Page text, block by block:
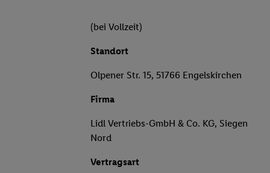
(bei Vollzeit)
Standort
Olpener Str. 15, 51766 Engelskirchen
Firma
Lidl Vertriebs-GmbH & Co. KG, Siegen
Nord
Vertragsart